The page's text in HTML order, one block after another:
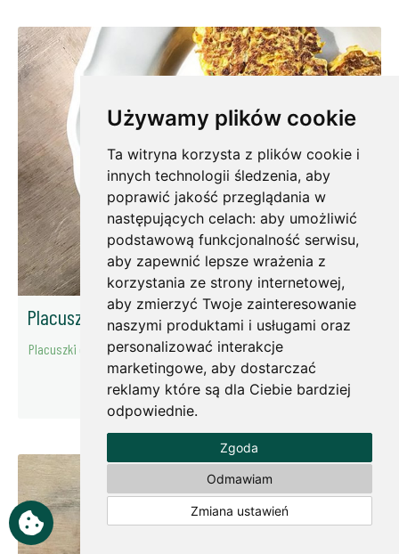
Używamy plików cookie
Ta witryna korzysta z plików cookie i
innych technologii śledzenia, aby
poprawić jakość przeglądania w
następujących celach: aby umożliwić
podstawową funkcjonalność serwisu,
aby zapewnić lepsze wrażenia z
korzystania ze strony internetowej,
aby zmierzyć Twoje zainteresowanie
naszymi produktami i usługami oraz
personalizować interakcje
marketingowe, aby dostarczać
reklamy które są dla Ciebie bardziej
odpowiednie.
Zgoda
Odmawiam
Zmiana ustawień
Placuszki curry z ziarna samopszy
Placuszki curry z ziarna samopszy. Pychotka.
więcej